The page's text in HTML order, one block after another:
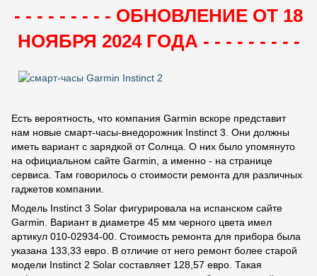
- - - - - - - - - ОБНОВЛЕНИЕ ОТ 18
НОЯБРЯ 2024 ГОДА - - - - - - - - -
Есть вероятность, что компания Garmin вскоре представит
нам новые смарт-часы-внедорожник Instinct 3. Они должны
иметь вариант с зарядкой от Солнца. О них было упомянуто
на официальном сайте Garmin, а именно - на странице
сервиса. Там говорилось о стоимости ремонта для различных
гаджетов компании.
Модель Instinct 3 Solar фигурировала на испанском сайте
Garmin. Вариант в диаметре 45 мм черного цвета имел
артикул 010-02934-00. Стоимость ремонта для прибора была
указана 133,33 евро. В отличие от него ремонт более старой
модели Instinct 2 Solar составляет 128,57 евро. Такая